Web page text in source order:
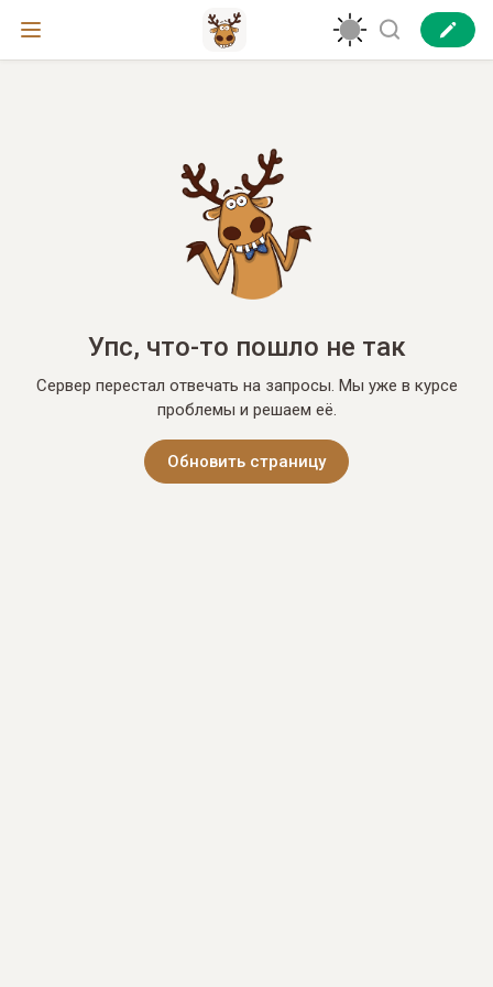
Упс, что-то пошло не так
Сервер перестал отвечать на запросы. Мы уже в курсе
проблемы и решаем её.
Обновить страницу